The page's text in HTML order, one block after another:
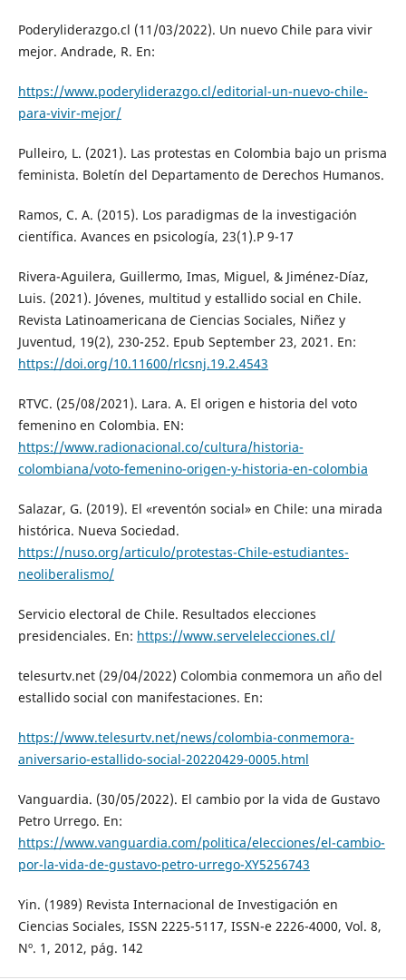
Poderyliderazgo.cl (11/03/2022). Un nuevo Chile para vivir
mejor. Andrade, R. En:
https://www.poderyliderazgo.cl/editorial-un-nuevo-chile-
para-vivir-mejor/
Pulleiro, L. (2021). Las protestas en Colombia bajo un prisma
feminista. Boletín del Departamento de Derechos Humanos.
Ramos, C. A. (2015). Los paradigmas de la investigación
científica. Avances en psicología, 23(1).P 9-17
Rivera-Aguilera, Guillermo, Imas, Miguel, & Jiménez-Díaz,
Luis. (2021). Jóvenes, multitud y estallido social en Chile.
Revista Latinoamericana de Ciencias Sociales, Niñez y
Juventud, 19(2), 230-252. Epub September 23, 2021. En:
https://doi.org/10.11600/rlcsnj.19.2.4543
RTVC. (25/08/2021). Lara. A. El origen e historia del voto
femenino en Colombia. EN:
https://www.radionacional.co/cultura/historia-
colombiana/voto-femenino-origen-y-historia-en-colombia
Salazar, G. (2019). El «reventón social» en Chile: una mirada
histórica. Nueva Sociedad.
https://nuso.org/articulo/protestas-Chile-estudiantes-
neoliberalismo/
Servicio electoral de Chile. Resultados elecciones
presidenciales. En: https://www.servelelecciones.cl/
telesurtv.net (29/04/2022) Colombia conmemora un año del
estallido social con manifestaciones. En:
https://www.telesurtv.net/news/colombia-conmemora-
aniversario-estallido-social-20220429-0005.html
Vanguardia. (30/05/2022). El cambio por la vida de Gustavo
Petro Urrego. En:
https://www.vanguardia.com/politica/elecciones/el-cambio-
por-la-vida-de-gustavo-petro-urrego-XY5256743
Yin. (1989) Revista Internacional de Investigación en
Ciencias Sociales, ISSN 2225-5117, ISSN-e 2226-4000, Vol. 8,
Nº. 1, 2012, pág. 142